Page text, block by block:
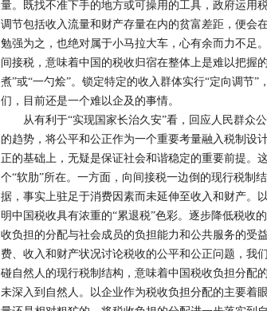
量。既找不准下手的地方或可操用的工具，政府运用
调节包括收入流量和财产存量在内的贫富差距，便会
勉强为之，也绝对属于小马拉大车，心有余而力不足
间接税，意味着中国的税收归宿在整体上是难以把握
煮”或“一勺烩”。锁定特定的收入群体实行“定向调节
们，目前还是一个难以企及的事情。
从有利于“实现国家长治久安”看，回应人民群众
的趋势，将公平和公正作为一个重要考量融入税制设
正的基础上，无疑是保证社会和谐稳定的重要前提。
个“软肋”所在。一方面，向间接税一边倒的现行税制
据，事实上驻足于消费因素而未延伸至收入和财产。
明中国税收具有浓重的“累退税”色彩。逐步降低税收
收负担的分配与社会成员的负担能力和公共服务的受
费、收入和财产状况讨论税收的公平和公正问题，我
碰自然人的现行税制结构，意味着中国税收负担分配
未深入到自然人。以企业作为税收负担分配的主要着